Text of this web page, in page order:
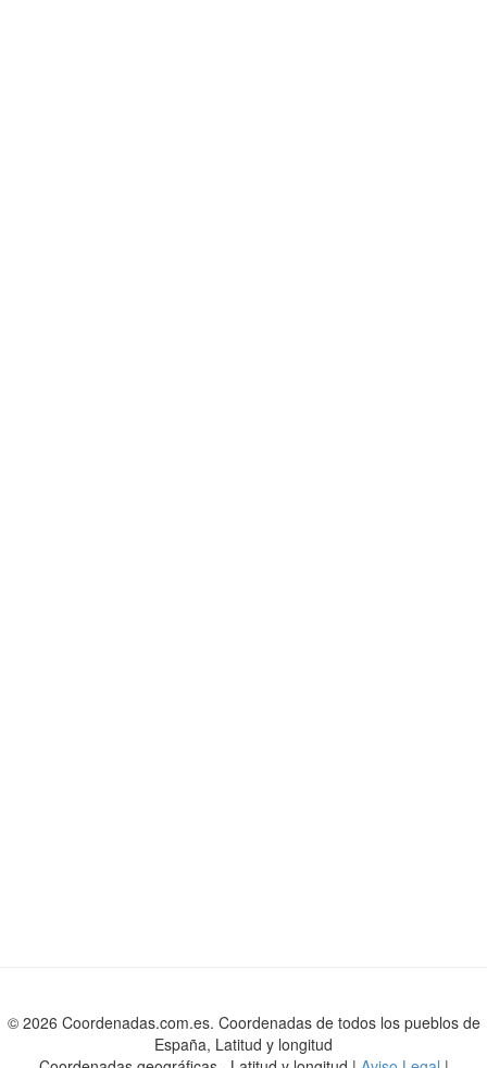
© 2026 Coordenadas.com.es. Coordenadas de todos los pueblos de
España, Latitud y longitud